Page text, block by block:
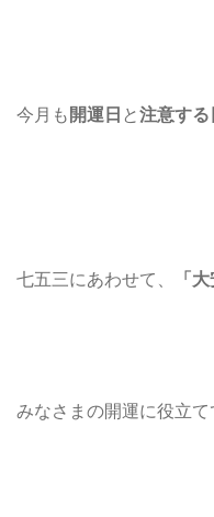
今月も 開運日 と注意する
七五三にあわせて、 「大
みなさまの開運に役立て